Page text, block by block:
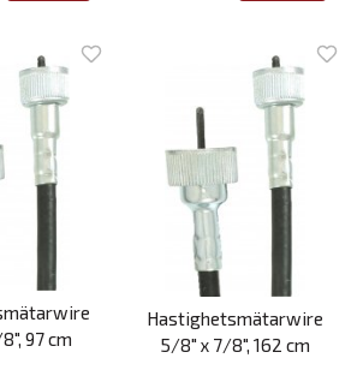
97 cm
Hastighetsmätarwire
5/8" x 7/8", 162 cm